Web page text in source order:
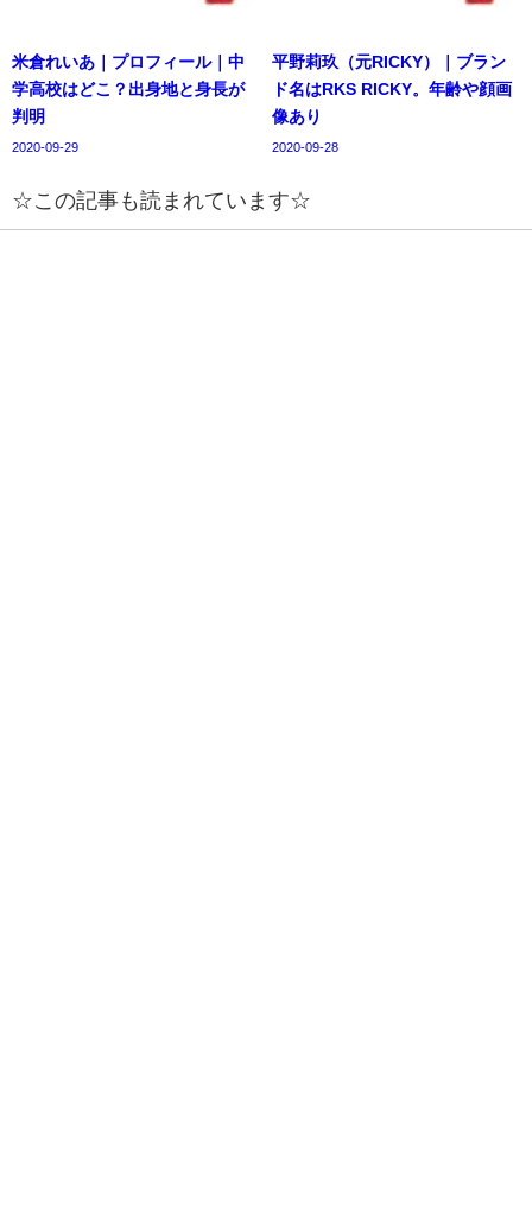
米倉れいあ｜プロフィール｜中
学高校はどこ？出身地と身長が
判明
2020-09-29
平野莉玖（元RICKY）｜ブラン
ド名はRKS RICKY。年齢や顔画
像あり
2020-09-28
☆この記事も読まれています☆